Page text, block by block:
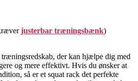
justerbar træningsbænk)
der kan hjælpe dig med
og mere effektivt. Hvis du ønsker at
så er et squat rack det perfekte